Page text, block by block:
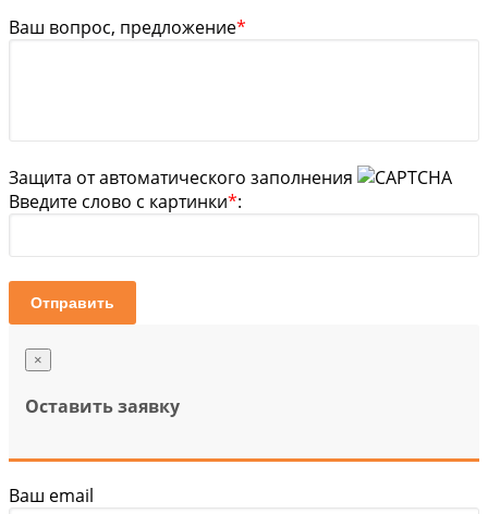
Ваш вопрос, предложение*
Защита от автоматического заполнения
Введите слово с картинки*:
Отправить
×
Оставить заявку
Ваш email